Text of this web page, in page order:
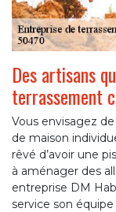
Des artisans
terrassement
Vous envisagez
de maison
rêvé d’avoir une
à aménager des
entreprise DM
service son